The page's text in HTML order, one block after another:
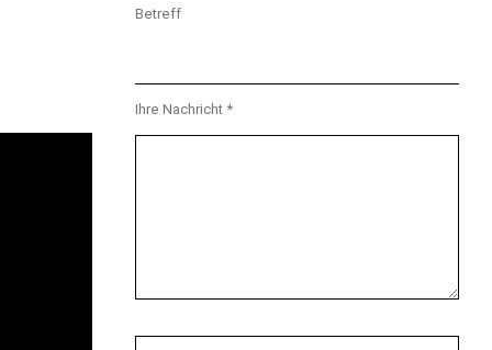
Betreff
Ihre Nachricht *